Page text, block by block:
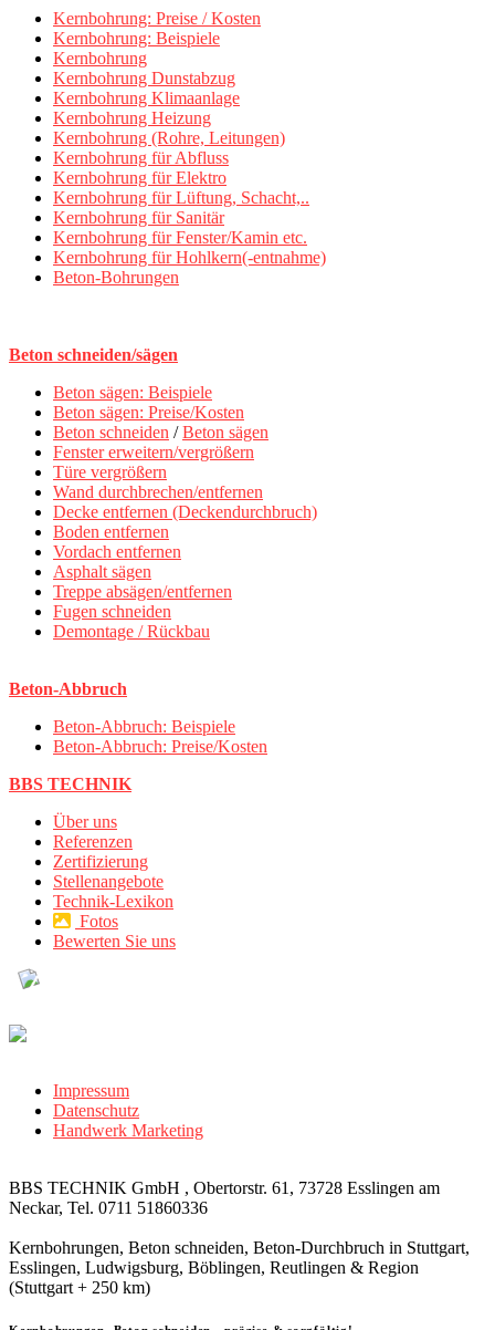
Kernbohrung: Preise / Kosten
Kernbohrung: Beispiele
Kernbohrung
Kernbohrung Dunstabzug
Kernbohrung Klimaanlage
Kernbohrung Heizung
Kernbohrung (Rohre, Leitungen)
Kernbohrung für Abfluss
Kernbohrung für Elektro
Kernbohrung für Lüftung, Schacht,..
Kernbohrung für Sanitär
Kernbohrung für Fenster/Kamin etc.
Kernbohrung für Hohlkern(-entnahme)
Beton-Bohrungen
Beton schneiden/sägen
Beton sägen: Beispiele
Beton sägen: Preise/Kosten
Beton schneiden /Beton sägen
Fenster erweitern/vergrößern
Türe vergrößern
Wand durchbrechen/entfernen
Decke entfernen (Deckendurchbruch)
Boden entfernen
Vordach entfernen
Asphalt sägen
Treppe absägen/entfernen
Fugen schneiden
Demontage / Rückbau
Beton-Abbruch
Beton-Abbruch: Beispiele
Beton-Abbruch: Preise/Kosten
BBS TECHNIK
Über uns
Referenzen
Zertifizierung
Stellenangebote
Technik-Lexikon
Fotos
Bewerten Sie uns
Impressum
Datenschutz
Handwerk Marketing
BBS TECHNIK GmbH , Obertorstr. 61, 73728 Esslingen am
Neckar, Tel. 0711 51860336
Kernbohrungen, Beton schneiden, Beton-Durchbruch in Stuttgart,
Esslingen, Ludwigsburg, Böblingen, Reutlingen & Region
(Stuttgart + 250 km)